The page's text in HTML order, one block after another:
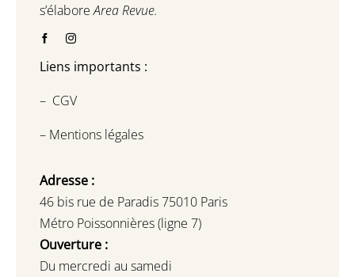
s’élaboreArea Revue.
Liens importants :
– CGV
– Mentions légales
Adresse :
46 bis rue de Paradis 75010 Paris
Métro Poissonnières (ligne 7)
Ouverture :
Du mercredi au samedi